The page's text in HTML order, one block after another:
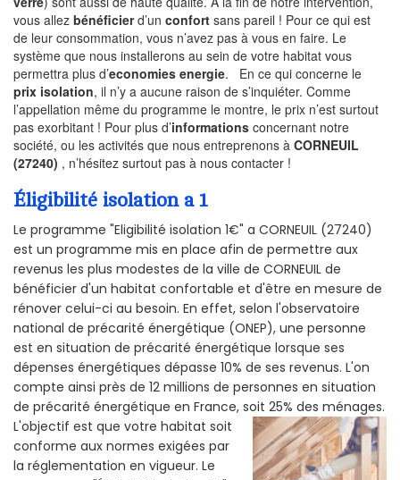
vous allez bénéficierd’un confort sans pareil ! Pour ce qui est
de leur consommation, vous n’avez pas à vous en faire. Le
système que nous installerons au sein de votre habitat vous
permettra plus d’economies energie. En ce qui concerne le
prix isolation, il n’y a aucune raison de s’inquiéter. Comme
l’appellation même du programme le montre, le prix n’est surtout
pas exorbitant ! Pour plus d’informations concernant notre
société, ou les activités que nous entreprenons à CORNEUIL
(27240) , n’hésitez surtout pas à nous contacter !
Éligibilité isolation a 1
Le programme "Eligibilité isolation 1€" a CORNEUIL (27240)
est un programme mis en place afin de permettre aux
revenus les plus modestes de la ville de CORNEUIL de
bénéficier d'un habitat confortable et d'être en mesure de
rénover celui-ci au besoin. En effet, selon l'observatoire
national de précarité énergétique (ONEP), une personne
est en situation de précarité énergétique lorsque ses
dépenses énergétiques dépasse 10% de ses revenus. L'on
compte ainsi près de 12 millions de personnes en situation
de précarité énergétique en France, soit 25% des ménages.
L'objectif est que votre habitat soit
conforme aux normes exigées par
la réglementation en vigueur. Le